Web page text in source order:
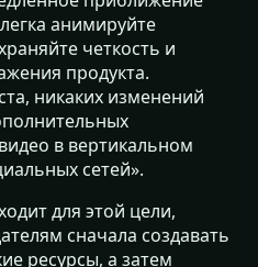
анимируйте
четкость и
продукта.
никаких изменений
в вертикальном
сетей».
для этой цели,
сначала создавать
ресурсы, а затем